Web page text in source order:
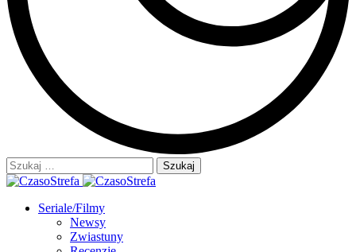
Szukaj:
Seriale/Filmy
Newsy
Zwiastuny